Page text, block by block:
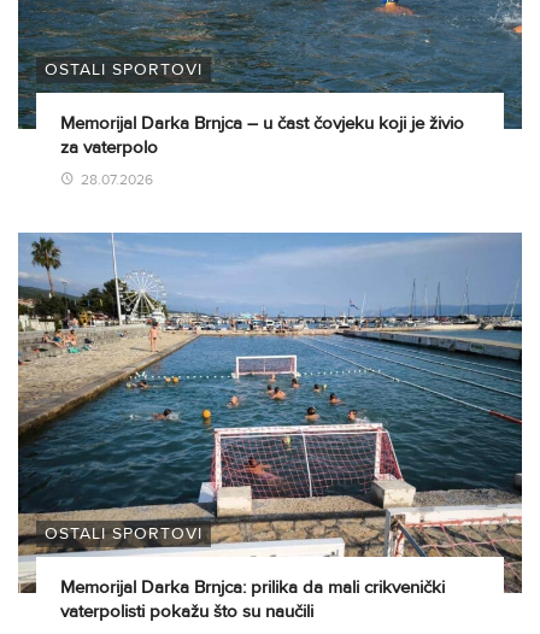
OSTALI SPORTOVI
Memorijal Darka Brnjca – u čast čovjeku koji je živio
za vaterpolo
28.07.2026
OSTALI SPORTOVI
Memorijal Darka Brnjca: prilika da mali crikvenički
vaterpolisti pokažu što su naučili